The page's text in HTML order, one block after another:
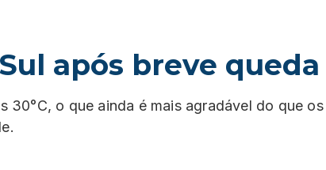
após breve queda
30°C, o que ainda é mais agradável do que os